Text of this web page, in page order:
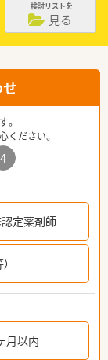
検討リストを
見る
。
ください。
4
定薬剤師
月以内